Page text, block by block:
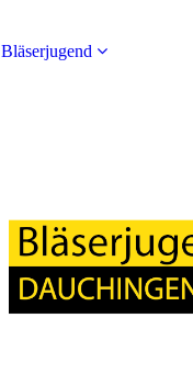
Bläserjugend